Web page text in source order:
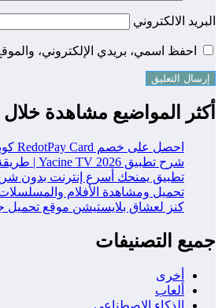
البريد الالكتروني
احفظ اسمي، بريدي الإلكتروني،
أكثر المواضيع مشاهدة خلال
احصل على خصم RedotPay Card كوبونات حصرية
شرح تطبيق Yacine TV 2026 | طريقة تحميل وتثبيت واستخدام التطبيق خطوة بخطوة
تطبيق يمنحك أسرع إنترنت بدون
تحميل ومشاهدة الأفلام والمسلسلات
كنز لعشاق بلايستيشن موقع تحميل
جميع التصنيفات
أخرى
ألعاب
الذكاء الاصطناعي